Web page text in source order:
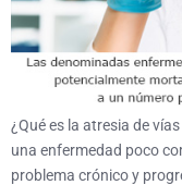
¿Qué es la atresia de
una enfermedad poco
problema crónico y